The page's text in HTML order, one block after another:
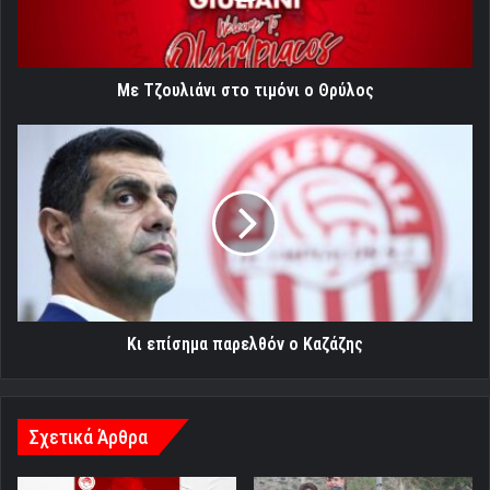
Με Τζουλιάνι στο τιμόνι ο Θρύλος
επίσημα
παρελθόν
Καζάζης
Κι επίσημα παρελθόν ο Καζάζης
Σχετικά Άρθρα